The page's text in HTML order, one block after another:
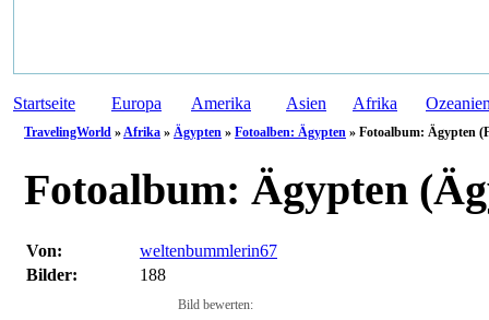
Startseite Europa Amerika Asien Afrika
TravelingWorld »Afrika » Ägypten » Fotoalben: Ägypten » Fotoalbum: Ägypten
Fotoalbum: Ägypten
Von:
weltenbummlerin67
Bilder:
188
Bild bewerten: